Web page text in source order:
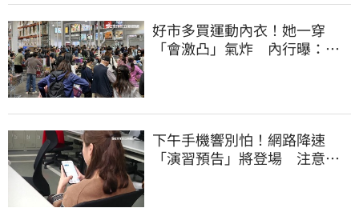
好市多買運動內衣！她一穿
「會激凸」氣炸 內行曝：其
下午手機響別怕！網路降速
「演習預告」將登場 注意事